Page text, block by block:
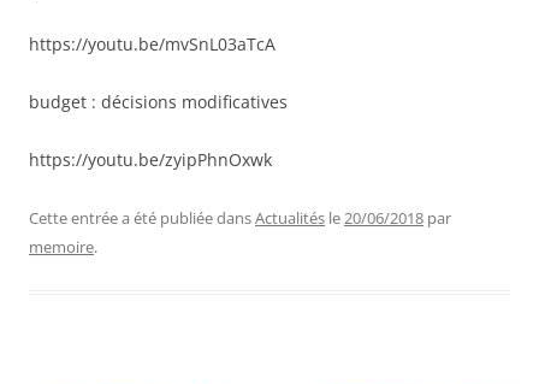
https://youtu.be/mvSnL03aTcA
budget : décisions modificatives
https://youtu.be/zyipPhnOxwk
Cette entrée a été publiée dansActualités le 20/06/2018 par
memoire.